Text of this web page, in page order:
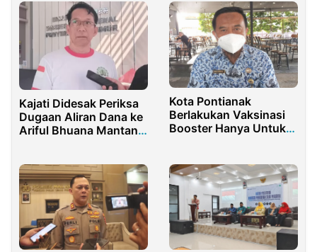
Kajati Didesak Periksa
Dugaan Aliran Dana ke
Ariful Bhuana Mantan
Kota Pontianak
Berlakukan Vaksinasi
Booster Hanya Untuk